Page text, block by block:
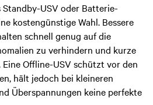
Standby-USV oder Batterie-
kostengünstige Wahl. Bessere
schnell genug auf die
zu verhindern und kurze
Offline-USV schützt vor den
hält jedoch bei kleineren
Überspannungen keine perfekte